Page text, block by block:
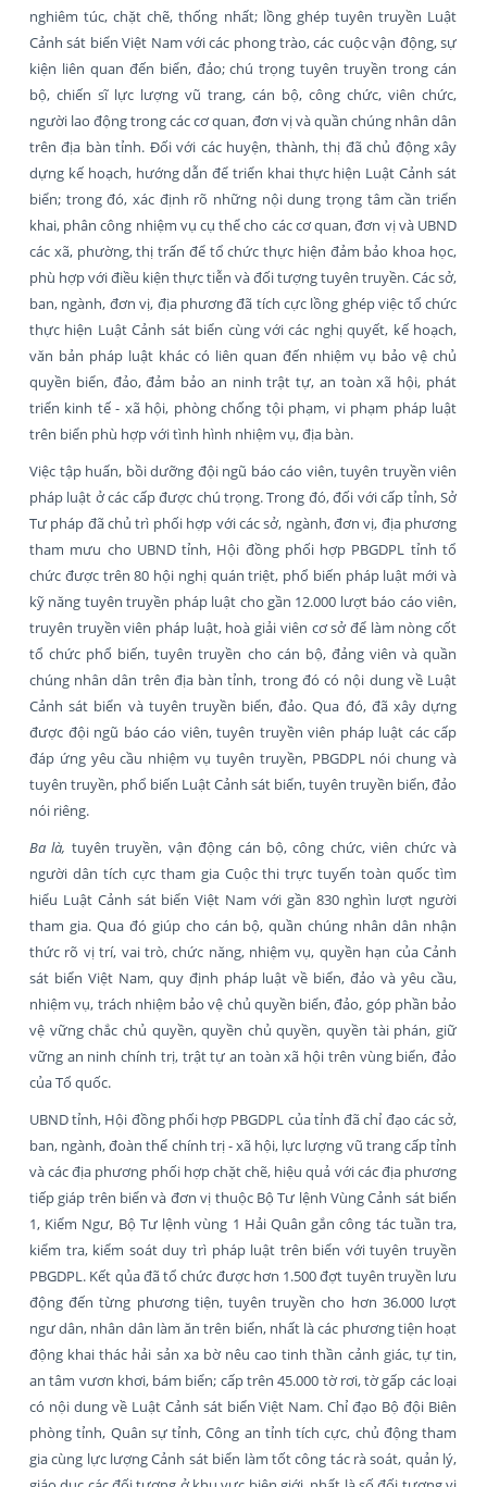
nghiêm túc, chặt chẽ, thống nhất; lồng ghép tuyên truyền Luật
Cảnh sát biển Việt Nam với các phong trào, các cuộc vận động, sự
kiện liên quan đến biển, đảo; chú trọng tuyên truyền trong cán
bộ, chiến sĩ lực lượng vũ trang, cán bộ, công chức, viên chức,
người lao động trong các cơ quan, đơn vị và quần chúng nhân dân
trên địa bàn tỉnh. Đối với các huyện, thành, thị đã chủ động xây
dựng kế hoạch, hướng dẫn để triển khai thực hiện Luật Cảnh sát
biển; trong đó, xác định rõ những nội dung trọng tâm cần triển
khai, phân công nhiệm vụ cụ thể cho các cơ quan, đơn vị và UBND
các xã, phường, thị trấn để tổ chức thực hiện đảm bảo khoa học,
phù hợp với điều kiện thực tiễn và đối tượng tuyên truyền. Các sở,
ban, ngành, đơn vị, địa phương đã tích cực lồng ghép việc tổ chức
thực hiện Luật Cảnh sát biển cùng với các nghị quyết, kế hoạch,
văn bản pháp luật khác có liên quan đến nhiệm vụ bảo vệ chủ
quyền biển, đảo, đảm bảo an ninh trật tự, an toàn xã hội, phát
triển kinh tế - xã hội, phòng chống tội phạm, vi phạm pháp luật
trên biển phù hợp với tình hình nhiệm vụ, địa bàn.
Việc tập huấn, bồi dưỡng đội ngũ báo cáo viên, tuyên truyền viên
pháp luật ở các cấp được chú trọng. Trong đó, đối với cấp tỉnh, Sở
Tư pháp đã chủ trì phối hợp với các sở, ngành, đơn vị, địa phương
tham mưu cho UBND tỉnh, Hội đồng phối hợp PBGDPL tỉnh tổ
chức được trên 80 hội nghị quán triệt, phổ biến pháp luật mới và
kỹ năng tuyên truyền pháp luật cho gần 12.000 lượt báo cáo viên,
truyên truyền viên pháp luật, hoà giải viên cơ sở để làm nòng cốt
tổ chức phổ biến, tuyên truyền cho cán bộ, đảng viên và quần
chúng nhân dân trên địa bàn tỉnh, trong đó có nội dung về Luật
Cảnh sát biển và tuyên truyền biển, đảo. Qua đó, đã xây dựng
được đội ngũ báo cáo viên, tuyên truyền viên pháp luật các cấp
đáp ứng yêu cầu nhiệm vụ tuyên truyền, PBGDPL nói chung và
tuyên truyền, phổ biến Luật Cảnh sát biển, tuyên truyền biển, đảo
nói riêng.
Ba là, tuyên truyền, vận động cán bộ, công chức, viên chức và
người dân tích cực tham gia Cuộc thi trực tuyến toàn quốc tìm
hiểu Luật Cảnh sát biển Việt Nam với gần 830 nghìn lượt người
tham gia. Qua đó giúp cho cán bộ, quần chúng nhân dân nhận
thức rõ vị trí, vai trò, chức năng, nhiệm vụ, quyền hạn của Cảnh
sát biển Việt Nam, quy định pháp luật về biển, đảo và yêu cầu,
nhiệm vụ, trách nhiệm bảo vệ chủ quyền biển, đảo, góp phần bảo
vệ vững chắc chủ quyền, quyền chủ quyền, quyền tài phán, giữ
vững an ninh chính trị, trật tự an toàn xã hội trên vùng biển, đảo
của Tổ quốc.
UBND tỉnh, Hội đồng phối hợp PBGDPL của tỉnh đã chỉ đạo các sở,
ban, ngành, đoàn thể chính trị - xã hội, lực lượng vũ trang cấp tỉnh
và các địa phương phối hợp chặt chẽ, hiệu quả với các địa phương
tiếp giáp trên biển và đơn vị thuộc Bộ Tư lệnh Vùng Cảnh sát biển
1, Kiểm Ngư, Bộ Tư lệnh vùng 1 Hải Quân gắn công tác tuần tra,
kiểm tra, kiểm soát duy trì pháp luật trên biển với tuyên truyền
PBGDPL. Kết qủa đã tổ chức được hơn 1.500 đợt tuyên truyền lưu
động đến từng phương tiện, tuyên truyền cho hơn 36.000 lượt
ngư dân, nhân dân làm ăn trên biển, nhất là các phương tiện hoạt
động khai thác hải sản xa bờ nêu cao tinh thần cảnh giác, tự tin,
an tâm vươn khơi, bám biển; cấp trên 45.000 tờ rơi, tờ gấp các loại
có nội dung về Luật Cảnh sát biển Việt Nam. Chỉ đạo Bộ đội Biên
phòng tỉnh, Quân sự tỉnh, Công an tỉnh tích cực, chủ động tham
gia cùng lực lượng Cảnh sát biển làm tốt công tác rà soát, quản lý,